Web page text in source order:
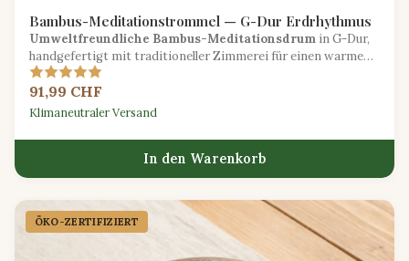
Bambus-Meditationstrommel — G-Dur Erdrhythmus
Umweltfreundliche Bambus-Meditationsdrum in G-Dur,
handgefertigt mit traditioneller Zimmerei für einen warmen,
organischen Klang.
91,99 CHF
Klimaneutraler Versand
In den Warenkorb
ÖKO-ZERTIFIZIERT